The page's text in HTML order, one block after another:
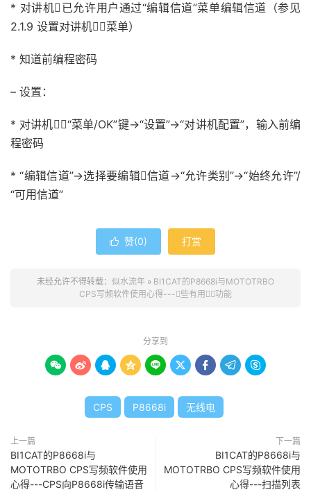
* 对讲机已允许用户通过“编辑信道”菜单编辑信道（参见
2.1.9 设置对讲机菜单）
* 知道前编程密码
– 设置：
* 对讲机，“菜单/OK”键->“设置”->“对讲机配置”，输入前编
程密码
* “编辑信道”->选择要编辑信道->“允许类别”->“始终允许”/
“可用信道”
 赞(0) 打赏
未经允许不得转载： 似水流年 » BI1CAT的P8668i与MOTOTRBO
CPS写频软件使用心得---些有用功能
分享到
        
CPS P8668i 无线电
上一篇
BI1CAT的P8668i与
MOTOTRBO CPS写频软件使用
心得---CPS向P8668i传输语音
下一篇
BI1CAT的P8668i与
MOTOTRBO CPS写频软件使用
心得---扫描列表